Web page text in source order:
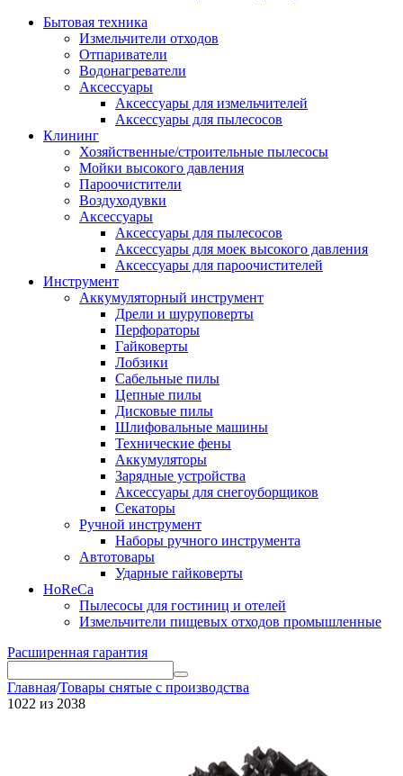
Бытовая техника
Измельчители отходов
Отпариватели
Водонагреватели
Аксессуары
Аксессуары для измельчителей
Аксессуары для пылесосов
Клининг
Хозяйственные/строительные пылесосы
Мойки высокого давления
Пароочистители
Воздуходувки
Аксессуары
Аксессуары для пылесосов
Аксессуары для моек высокого давления
Аксессуары для пароочистителей
Инструмент
Аккумуляторный инструмент
Дрели и шуруповерты
Перфораторы
Гайковерты
Лобзики
Сабельные пилы
Цепные пилы
Дисковые пилы
Шлифовальные машины
Технические фены
Аккумуляторы
Зарядные устройства
Аксессуары для снегоуборщиков
Секаторы
Ручной инструмент
Наборы ручного инструмента
Автотовары
Ударные гайковерты
HoReCa
Пылесосы для гостиниц и отелей
Измельчители пищевых отходов промышленные
Расширенная гарантия
Главная/Товары снятые с производства
1022 из 2038